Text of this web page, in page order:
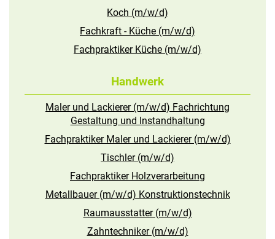
Koch (m/w/d)
Fachkraft - Küche (m/w/d)
Fachpraktiker Küche (m/w/d)
Handwerk
Maler und Lackierer (m/w/d) Fachrichtung
Gestaltung und Instandhaltung
Fachpraktiker Maler und Lackierer (m/w/d)
Tischler (m/w/d)
Fachpraktiker Holzverarbeitung
Metallbauer (m/w/d) Konstruktionstechnik
Raumausstatter (m/w/d)
Zahntechniker (m/w/d)